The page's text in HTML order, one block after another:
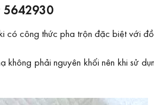
5642930
có công thức pha trộn đặc biệt với
phải nguyên khối nên khi sử